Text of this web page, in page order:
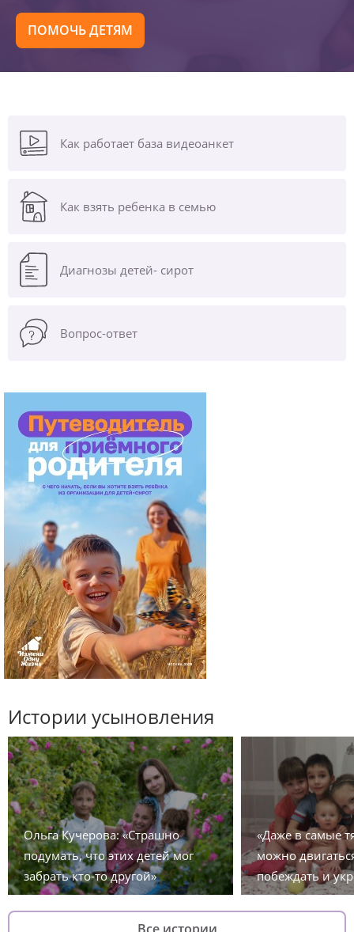
ПОМОЧЬ ДЕТЯМ
Как работает база видеоанкет
Как взять ребенка в семью
Диагнозы детей- сирот
Вопрос-ответ
Истории усыновления
Ольга Кучерова: «Страшно
подумать, что этих детей мог
забрать кто-то другой»
«Даже в самые
можно
побеждать и